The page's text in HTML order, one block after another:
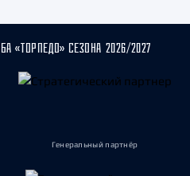
«ТОРПЕДО» СЕЗОНА 2026/2027
Генеральный партнёр